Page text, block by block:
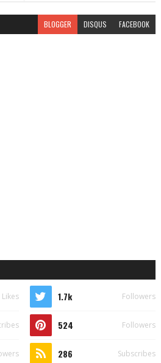
BLOGGER DISQUS FACEBOOK
Likes 1.7k Followers
524 Followers
286 Subscribes